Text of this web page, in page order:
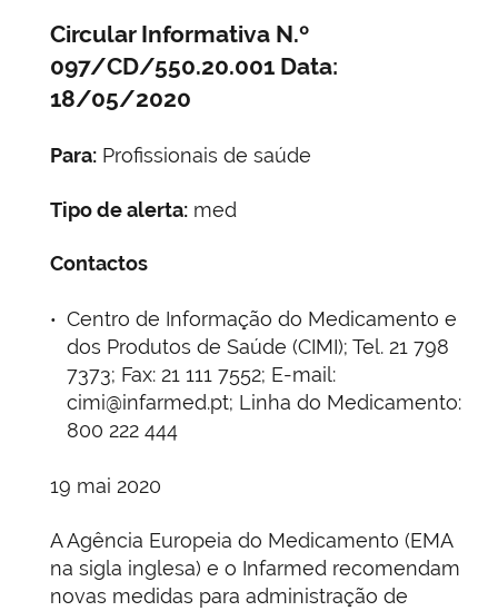
Circular Informativa N.º
097/CD/550.20.001 Data:
18/05/2020
Para: Profissionais de saúde
Tipo de alerta: med
Contactos
Centro de Informação do Medicamento e
dos Produtos de Saúde (CIMI); Tel. 21 798
7373; Fax: 21 111 7552; E-mail:
cimi@infarmed.pt; Linha do Medicamento:
800 222 444
19 mai 2020
A Agência Europeia do Medicamento (EMA
na sigla inglesa) e o Infarmed recomendam
novas medidas para administração de